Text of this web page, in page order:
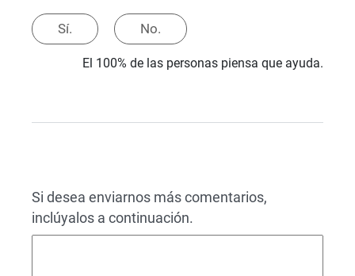
Sí. No.
El 100% de las personas piensa que ayuda.
Si desea enviarnos más comentarios,
inclúyalos a continuación.